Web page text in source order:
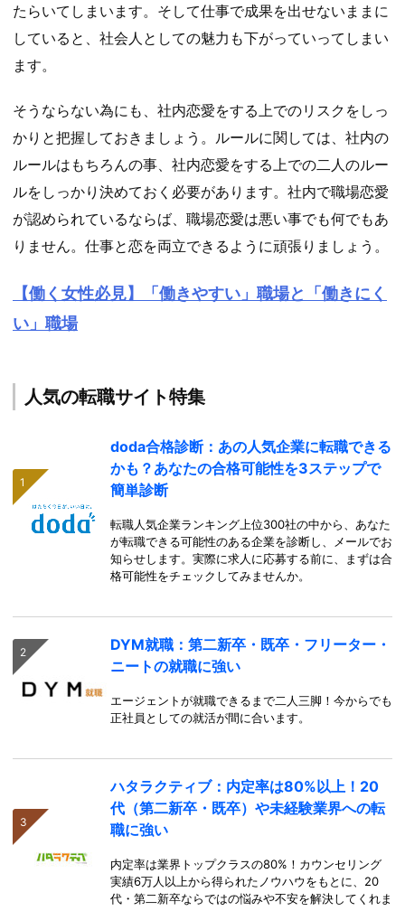
たらいてしまいます。そして仕事で成果を出せないままに
していると、社会人としての魅力も下がっていってしまい
ます。
そうならない為にも、社内恋愛をする上でのリスクをしっ
かりと把握しておきましょう。ルールに関しては、社内の
ルールはもちろんの事、社内恋愛をする上での二人のルー
ルをしっかり決めておく必要があります。社内で職場恋愛
が認められているならば、職場恋愛は悪い事でも何でもあ
りません。仕事と恋を両立できるように頑張りましょう。
【働く女性必見】「働きやすい」職場と「働きにく
い」職場
人気の転職サイト特集
doda合格診断：あの人気企業に転職できる
かも？あなたの合格可能性を3ステップで
簡単診断
転職人気企業ランキング上位300社の中から、あなた
が転職できる可能性のある企業を診断し、メールでお
知らせします。実際に求人に応募する前に、まずは合
格可能性をチェックしてみませんか。
DYM就職：第二新卒・既卒・フリーター・
ニートの就職に強い
エージェントが就職できるまで二人三脚！今からでも
正社員としての就活が間に合います。
ハタラクティブ：内定率は80%以上！20
代（第二新卒・既卒）や未経験業界への転
職に強い
内定率は業界トップクラスの80%！カウンセリング
実績6万人以上から得られたノウハウをもとに、20
代・第二新卒ならではの悩みや不安を解決してくれま